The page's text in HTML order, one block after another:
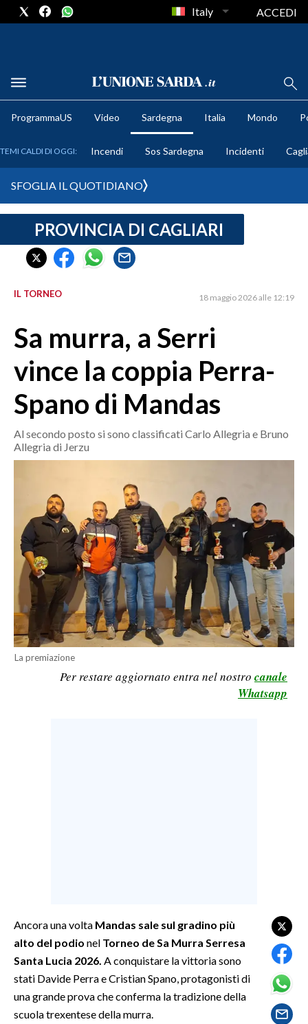
METEO
CRONACA SARDEGNA
CAGLIARI
SULCIS IGLESIENTE
ORISTANO E PROVINCIA
GALLURA
NUORO E PROVINCIA
OGLIASTRA
AGENDA
MONDO
POLITICA
ECONOMIA
SERVIZI ALLE IMPRESE
LAVORO
BANDI
CULTURA
SALUTE
Italy ACCEDI
ProgrammaUS Video Sardegna Italia Mondo
TEMI CALDI DI OGGI: Incendi Sos Sardegna Incidenti
SFOGLIA IL QUOTIDIANO
PROVINCIA DI CAGLIARI
IL TORNEO 18 maggio 2026 alle 12:19
Sa murra, a Serri
vince la coppia Perra-
Spano di Mandas
Al secondo posto si sono classificati Carlo Allegria e Bruno
Allegria di Jerzu
La premiazione
Per restare aggiornato entra nel nostro canale
Whatsapp
Ancora una volta Mandas sale sul gradino più
alto del podio nel Torneo de Sa Murra Serresa
Santa Lucia 2026. A conquistare la vittoria sono
stati Davide Perra e Cristian Spano, protagonisti di
una grande prova che conferma la tradizione della
scuola trexentese della murra.